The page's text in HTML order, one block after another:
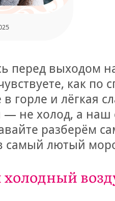
перед выходом
как по
и лёгкая
— не холод, а наш
разберём
самый лютый